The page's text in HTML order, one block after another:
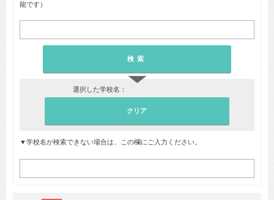
能です）
選択した学校名：
▼学校名が検索できない場合は、この欄にご入力ください。